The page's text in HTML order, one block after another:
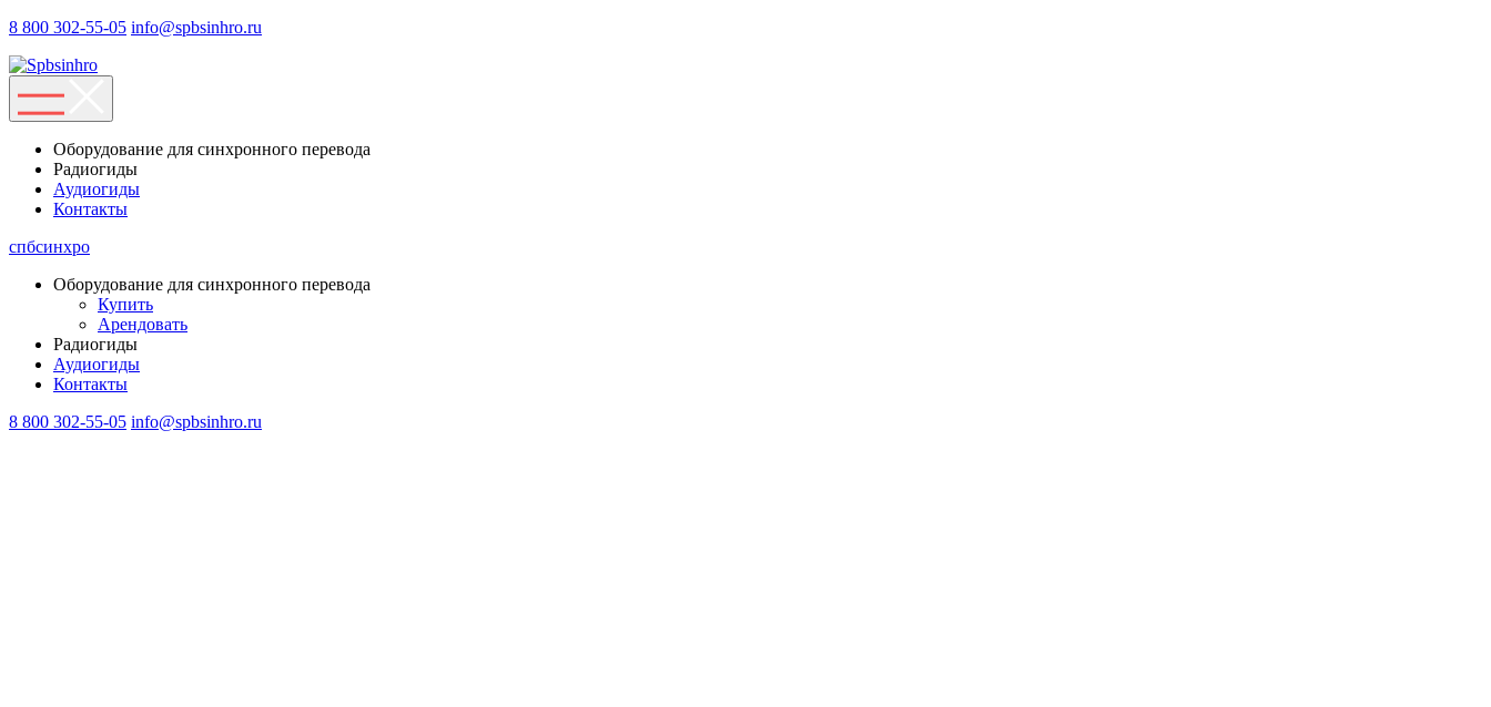
8 800 302-55-05 info@spbsinhro.ru
Оборудование для синхронного перевода
Радиогиды
Аудиогиды
Контакты
спбсинхро
Оборудование для синхронного перевода
Купить
Арендовать
Радиогиды
Аудиогиды
Контакты
8 800 302-55-05 info@spbsinhro.ru